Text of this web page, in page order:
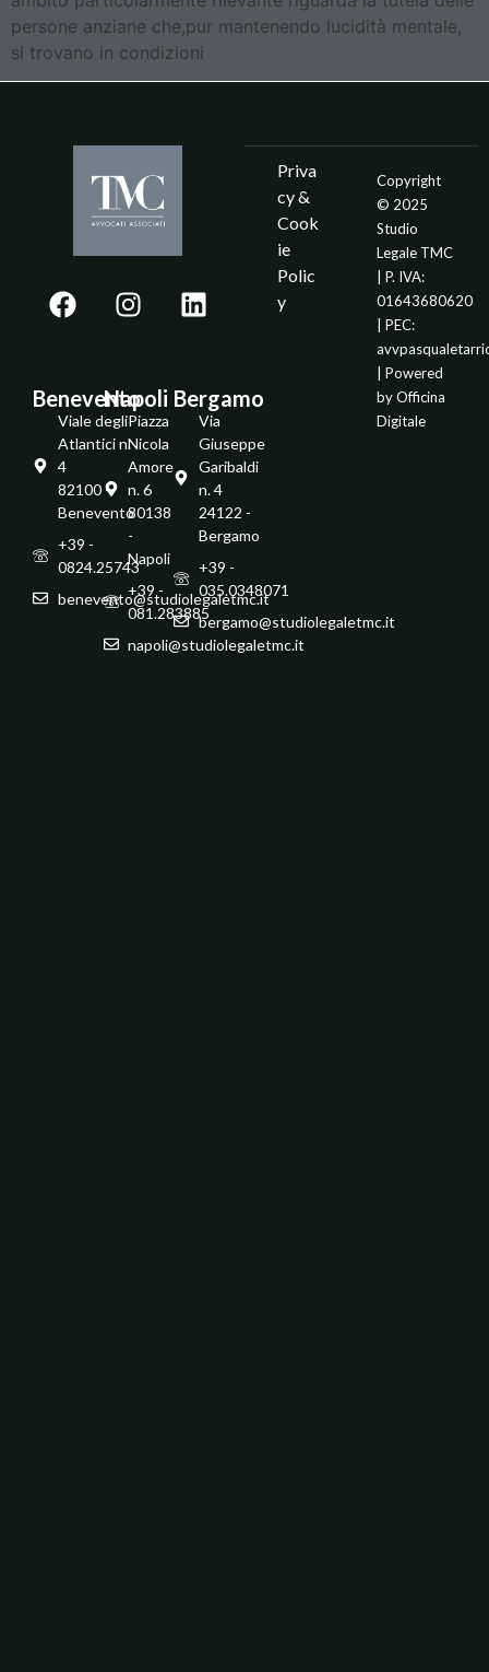
persone anziane che,pur mantenendo lucidità mentale,
si trovano in condizioni
Benevento
Viale degli
Atlantici n.
4
82100 -
Benevento
+39 -
0824.25743
benevento@studiolegaletmc.it
Napoli
Piazza
Nicola
Amore
n. 6
80138
-
Napoli
+39 -
081.283885
napoli@studiolegaletmc.it
Bergamo
Via
Giuseppe
Garibaldi
n. 4
24122 -
Bergamo
+39 -
035.0348071
bergamo@studiolegaletmc.it
Priva
cy &
Cook
ie
Polic
y
Copyright
© 2025
Studio
Legale TMC
| P. IVA:
01643680620
| PEC:
| Powered
byOfficina
Digitale